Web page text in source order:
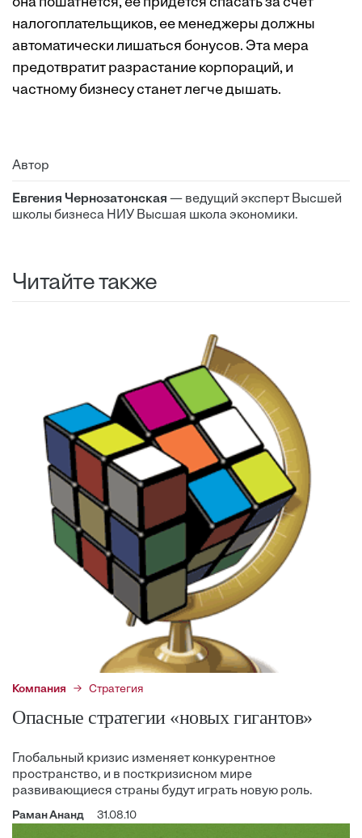
налогоплательщиков, ее менеджеры должны
автоматически лишаться бонусов. Эта мера
предотвратит разрастание корпораций, и
частному бизнесу станет легче дышать.
Автор
Евгения Чернозатонская — ведущий эксперт Высшей
школы бизнеса НИУ Высшая школа экономики.
Читайте также
Компания Стратегия
Опасные стратегии «новых гигантов»
Глобальный кризис изменяет конкурентное
пространство, и в посткризисном мире
развивающиеся страны будут играть новую роль.
Раман Ананд 31.08.10